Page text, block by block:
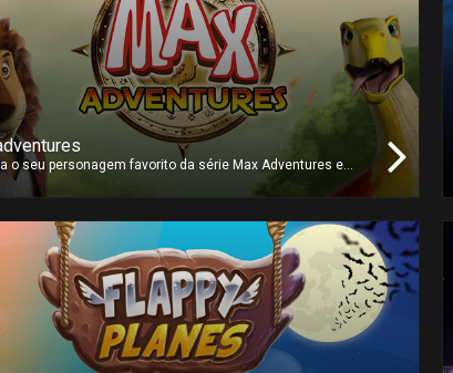
o seu personagem favorito da série Max Adventures e
com os seus amigos neste jogo de tabuleiro imprevisível.
e vença os seus opositores até à linha de chegada!